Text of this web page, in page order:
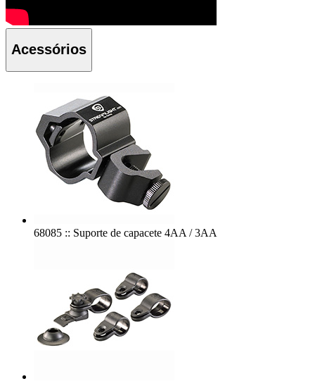
Acessórios
68085 :: Suporte de capacete 4AA / 3AA